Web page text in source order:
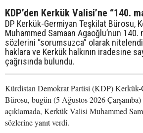
KDP’den Kerkük Valisi’ne “140.
DP Kerkük-Germiyan Teşkilat Bürosu,
Muhammed Samaan Agaoğlu’nun
sözlerini “sorumsuzca” olarak
haklara ve Kerkük halkının iradesine
çağrısında bulundu.
Kürdistan Demokrat Partisi (KDP)
Bürosu, bugün (5 Ağustos 2026 Çarşamba)
açıklamada, Kerkük Valisi Muhammed
sözlerine yanıt verdi.